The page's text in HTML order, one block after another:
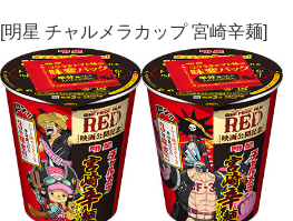
[明星 チャルメラカップ 宮崎辛麺]